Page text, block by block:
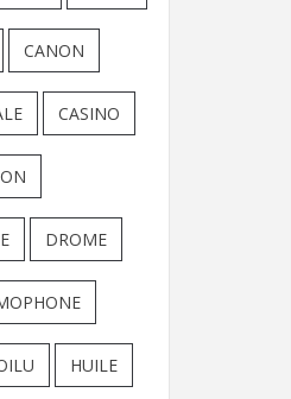
CANON
CASINO
DROME
HUILE